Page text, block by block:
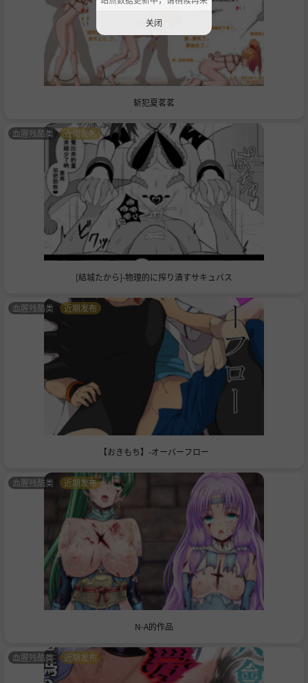
斩犯夏茗茗
[結城たから]-物理的に搾り潰すサキュバス
血腥残酷类 近期发布
【おきもち】-オーバーフロー
血腥残酷类 近期发布
N-A的作品
血腥残酷类 近期发布
血腥残酷类 近期发布
关闭